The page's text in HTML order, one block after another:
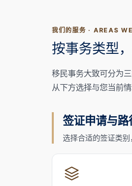
我们的服务 · AREAS
按事务类型
移民事务大致可分为
从下方选择与您当前情
签证申请与路
选择合适的签证类别